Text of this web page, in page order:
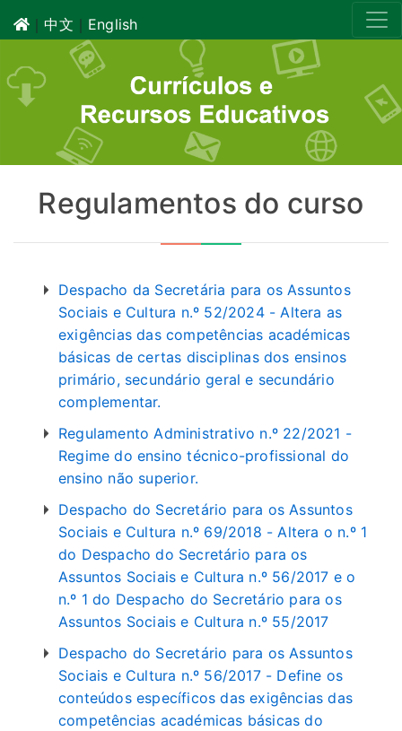
｜中文 ｜ English
Regulamentos do curso
Despacho da Secretária para os Assuntos
Sociais e Cultura n.º 52/2024 - Altera as
exigências das competências académicas
básicas de certas disciplinas dos ensinos
primário, secundário geral e secundário
complementar.
Regulamento Administrativo n.º 22/2021 -
Regime do ensino técnico-profissional do
ensino não superior.
Despacho do Secretário para os Assuntos
Sociais e Cultura n.º 69/2018 - Altera o n.º 1
do Despacho do Secretário para os
Assuntos Sociais e Cultura n.º 56/2017 e o
n.º 1 do Despacho do Secretário para os
Assuntos Sociais e Cultura n.º 55/2017
Despacho do Secretário para os Assuntos
Sociais e Cultura n.º 56/2017 - Define os
conteúdos específicos das exigências das
competências académicas básicas do